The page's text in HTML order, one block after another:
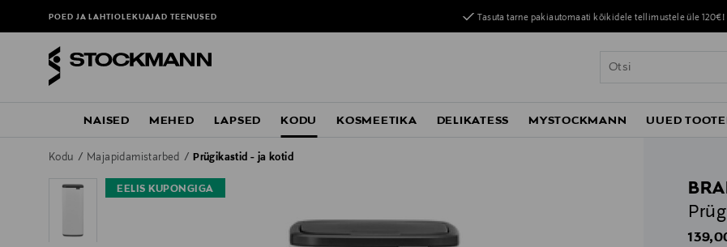
POED JA LAHTIOLEKUAJADTEENUSED Tasuta tarne pakiautomaati kõikidele tellimustele üle 120€!
NAISED MEHED LAPSED KODU KOSMEETIKA DELIKATESS MYSTOCKMANN UUED
Kodu Majapidamistarbed Prügikastid - ja kotid
EELIS KUPONGIGA